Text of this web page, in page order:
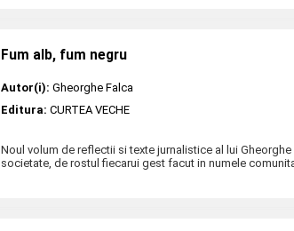
Fum alb, fum negru
Autor(i): Gheorghe Falca
Editura: CURTEA VECHE
Noul volum de reflectii si texte jurnalistice al lui
societate, de rostul fiecarui gest facut in numele